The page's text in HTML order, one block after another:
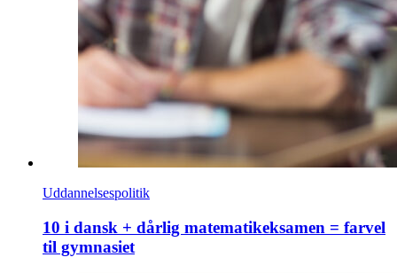
Uddannelsespolitik
10 i dansk + dårlig matematikeksamen = farvel
til gymnasiet